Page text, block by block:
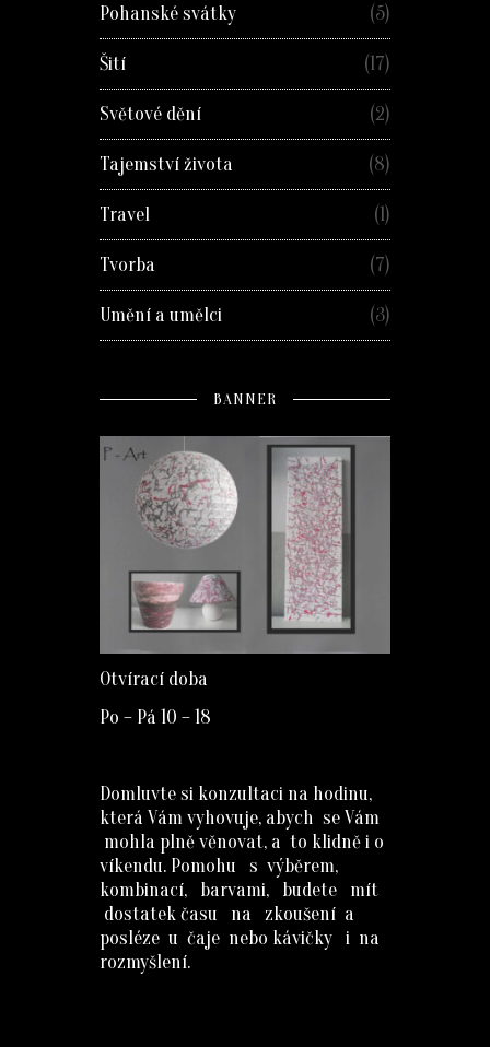
Pohanské svátky (5)
Šití (17)
Světové dění (2)
Tajemství života (8)
Travel (1)
Tvorba (7)
Umění a umělci (3)
BANNER
Otvírací doba
Po – Pá 10 – 18
Domluvte si konzultaci na hodinu,
která Vám vyhovuje, abych se Vám
mohla plně věnovat, a to klidně i o
víkendu. Pomohu s výběrem,
kombinací, barvami, budete mít
dostatek času na zkoušení a
posléze u čaje nebo kávičky i na
rozmyšlení.